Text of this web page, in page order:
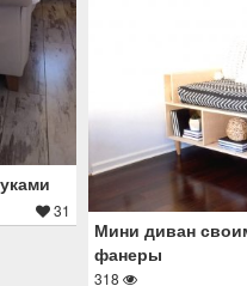
31
Мини диван
фанеры
318